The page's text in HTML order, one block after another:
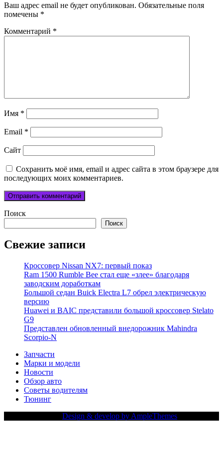
Ваш адрес email не будет опубликован. Обязательные поля
помечены *
Комментарий *
Имя *
Email *
Сайт
Сохранить моё имя, email и адрес сайта в этом браузере для
последующих моих комментариев.
Поиск
Поиск
Свежие записи
Кроссовер Nissan NX7: первый показ
Ram 1500 Rumble Bee стал еще «злее» благодаря
заводским доработкам
Большой седан Buick Electra L7 обрел электрическую
версию
Huawei и BAIC представили большой кроссовер Stelato
G9
Представлен обновленный внедорожник Mahindra
Scorpio-N
Запчасти
Марки и модели
Новости
Обзор авто
Советы водителям
Тюнинг
Design & develop by AmpleThemes